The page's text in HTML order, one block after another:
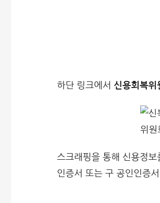
하단 링크에서 신용회복위
스크래핑을 통해 신용정
인증서 또는 구 공인인증